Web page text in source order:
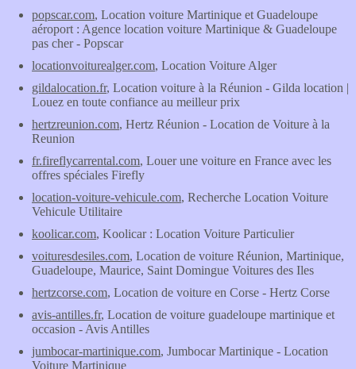
popscar.com, Location voiture Martinique et Guadeloupe
aéroport : Agence location voiture Martinique & Guadeloupe
pas cher - Popscar
locationvoiturealger.com, Location Voiture Alger
gildalocation.fr, Location voiture à la Réunion - Gilda location |
Louez en toute confiance au meilleur prix
hertzreunion.com, Hertz Réunion - Location de Voiture à la
Reunion
fr.fireflycarrental.com, Louer une voiture en France avec les
offres spéciales Firefly
location-voiture-vehicule.com, Recherche Location Voiture
Vehicule Utilitaire
koolicar.com, Koolicar : Location Voiture Particulier
voituresdesiles.com, Location de voiture Réunion, Martinique,
Guadeloupe, Maurice, Saint Domingue Voitures des Iles
hertzcorse.com, Location de voiture en Corse - Hertz Corse
avis-antilles.fr, Location de voiture guadeloupe martinique et
occasion - Avis Antilles
jumbocar-martinique.com, Jumbocar Martinique - Location
Voiture Martinique